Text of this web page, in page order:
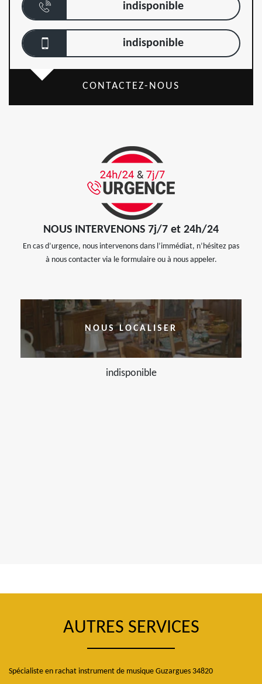
indisponible
indisponible
CONTACTEZ-NOUS
NOUS INTERVENONS 7j/7 et 24h/24
En cas d’urgence, nous intervenons dans l’immédiat, n’hésitez pas
à nous contacter via le formulaire ou à nous appeler.
NOUS LOCALISER
indisponible
AUTRES SERVICES
Spécialiste en rachat instrument de musique Guzargues 34820